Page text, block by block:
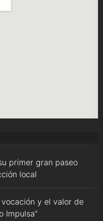
primer gran paseo
local
y el valor de
Impulsa”